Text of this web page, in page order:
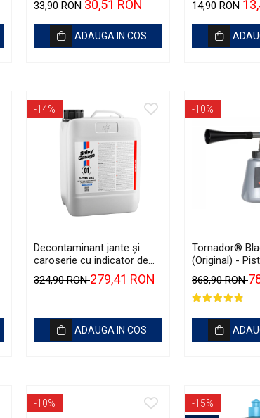
33,90 RON30,51 RON
ADAUGA IN COS
14,90 RON
-14%
Decontaminant jante și
caroserie cu indicator de
reacție - Shiny Garage D-
Tox One Iron Remover (5L)
324,90 RON279,41 RON
ADAUGA IN COS
-10%
Tornador®
(Original) -
pentru
868,90 RON
-10%
-15%